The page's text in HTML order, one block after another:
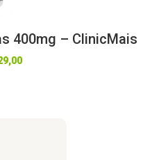
400mg – ClinicMais